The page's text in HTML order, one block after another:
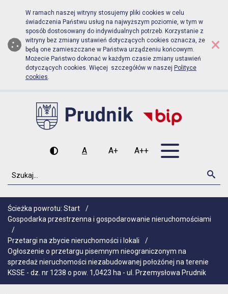
Biuletyn Informacji Publicznej
Przejdź do menu głównego
Przejdź do głównej zawartości
W ramach naszej witryny stosujemy pliki cookies w celu
świadczenia Państwu usług na najwyższym poziomie, w tym w
sposób dostosowany do indywidualnych potrzeb. Korzystanie z
witryny bez zmiany ustawień dotyczących cookies oznacza, że
będą one zamieszczane w Państwa urządzeniu końcowym.
Możecie Państwo dokonać w każdym czasie zmiany ustawień
dotyczących cookies. Więcej szczegółów w naszej Polityce
cookies.
×
Wysoki kontrast
A
Czcionka domyślna
A+
Czcionka średnia
A++
Czcionka duża
Szukaj
Ścieżka powrotu: Start
/
Gospodarka przestrzenna i gospodarowanie nieruchomościami
/
Przetargi na zbycie nieruchomości i lokali
/
Ogłoszenie o przetargu pisemnym nieograniczonym na
sprzedaż nieruchomości niezabudowanej położónej na terenie
KSSE - dz. nr 1238 o pow. 1,0423 ha - ul. Przemysłowa Prudnik